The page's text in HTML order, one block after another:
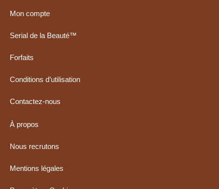
Mon compte
Serial de la Beauté™
Forfaits
Conditions d’utilisation
Contactez-nous
À propos
Nous recrutons
Mentions légales